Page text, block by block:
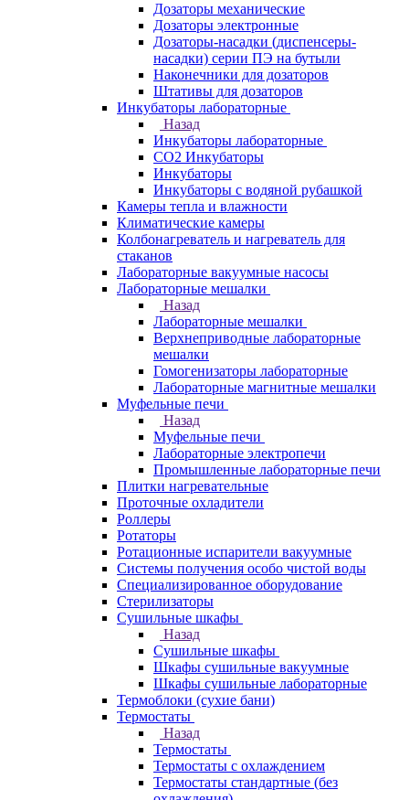
Дозаторы механические
Дозаторы электронные
Дозаторы-насадки (диспенсеры-
насадки) серии ПЭ на бутыли
Наконечники для дозаторов
Штативы для дозаторов
Инкубаторы лабораторные
Назад
Инкубаторы лабораторные
CO2 Инкубаторы
Инкубаторы
Инкубаторы с водяной рубашкой
Камеры тепла и влажности
Климатические камеры
Колбонагреватель и нагреватель для
стаканов
Лабораторные вакуумные насосы
Лабораторные мешалки
Назад
Лабораторные мешалки
Верхнеприводные лабораторные
мешалки
Гомогенизаторы лабораторные
Лабораторные магнитные мешалки
Муфельные печи
Назад
Муфельные печи
Лабораторные электропечи
Промышленные лабораторные печи
Плитки нагревательные
Проточные охладители
Роллеры
Ротаторы
Ротационные испарители вакуумные
Системы получения особо чистой воды
Специализированное оборудование
Стерилизаторы
Сушильные шкафы
Назад
Сушильные шкафы
Шкафы сушильные вакуумные
Шкафы сушильные лабораторные
Термоблоки (сухие бани)
Термостаты
Назад
Термостаты
Термостаты с охлаждением
Термостаты стандартные (без